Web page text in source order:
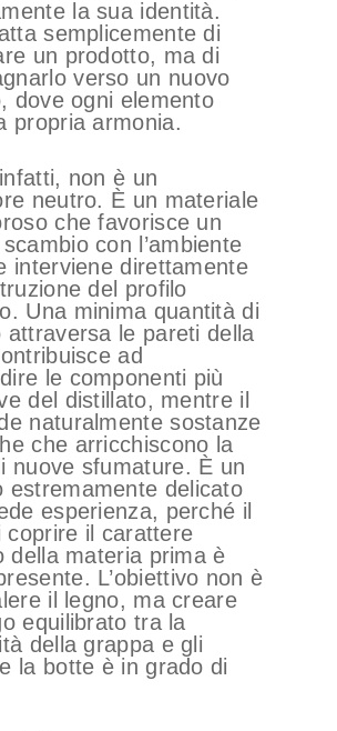
la sua identità.
semplicemente di
un prodotto, ma di
verso un nuovo
dove ogni elemento
propria armonia.
non è un
neutro. È un materiale
che favorisce un
con l’ambiente
interviene direttamente
del profilo
Una minima quantità di
attraversa le pareti della
ad
le componenti più
del distillato, mentre il
naturalmente sostanze
che arricchiscono la
nuove sfumature. È un
estremamente delicato
esperienza, perché il
coprire il carattere
della materia prima è
L’obiettivo non è
il legno, ma creare
equilibrato tra la
della grappa e gli
la botte è in grado di